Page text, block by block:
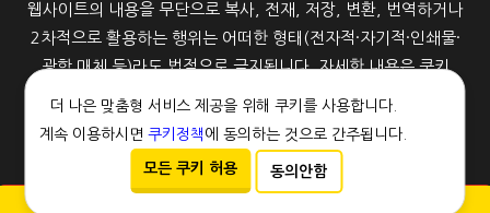
더 나은 맞춤형 서비스 제공을 위해 쿠키를 사용합니다.
계속 이용하시면 쿠키정책 에 동의하는 것으로 간주됩니다.
모든 쿠키 허용 동의안함
웹사이트의 내용을 무단으로 복사, 전재, 저장, 변환, 번역하거나
2차적으로 활용하는 행위는 어떠한 형태(전자적·자기적·인쇄물·
광학 매체 등)라도 법적으로 금지됩니다. 자세한 내용은 쿠키
정책을 참고해 주세요.